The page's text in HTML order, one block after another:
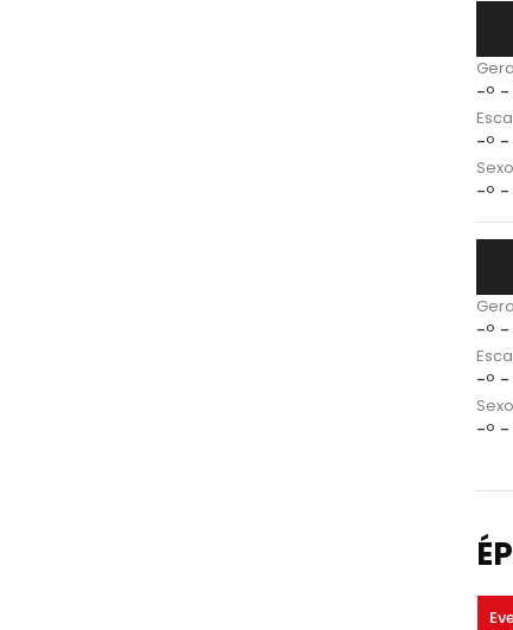
-º
-º
-º
-º
-º
-º